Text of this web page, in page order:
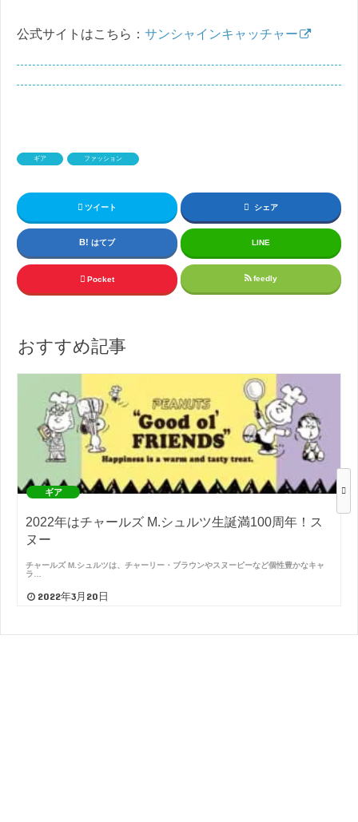
公式サイトはこちら： サンシャインキャッチャー
ギア ファッション
ツイート シェア
はてブ LINE
Pocket feedly
おすすめ記事
ギア
2022年はチャールズ M.シュルツ生誕満100周年！ス
ヌー
チャールズ M.シュルツは、チャーリー・ブラウンやスヌーピーなど個性豊かなキャ
ラ…
2022年3月20日